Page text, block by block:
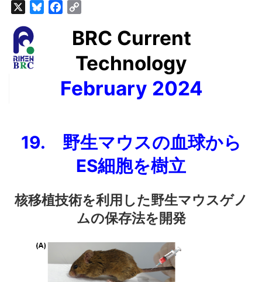
BlueskyFacebook
BRC Current
Technology
February 2024
19. 野生マウスの血球から
ES細胞を樹立
核移植技術を利用した野生マウスゲノ
ムの保存法を開発